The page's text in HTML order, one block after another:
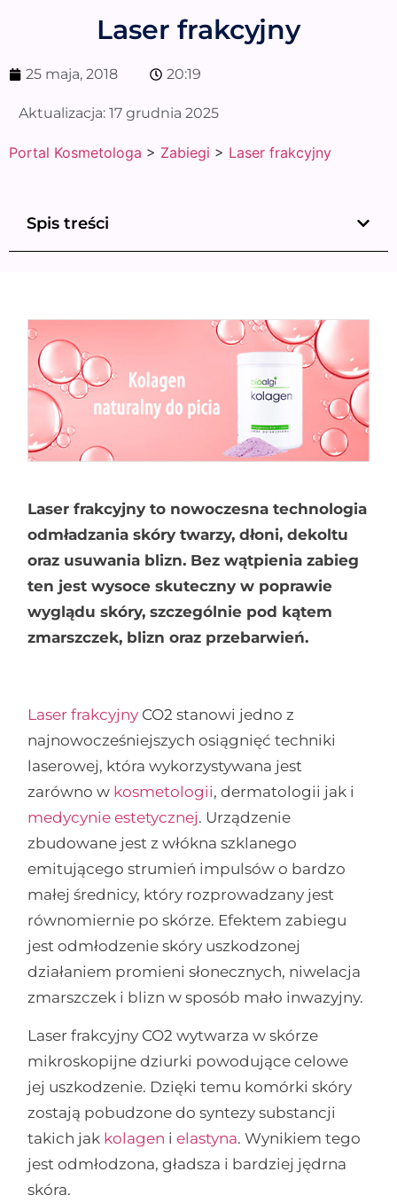
Laser frakcyjny
25 maja, 2018 20:19
Aktualizacja: 17 grudnia 2025
Portal Kosmetologa > Zabiegi > Laser frakcyjny
Spis treści
Laser frakcyjny to nowoczesna technologia
odmładzania skóry twarzy, dłoni, dekoltu
oraz usuwania blizn. Bez wątpienia zabieg
ten jest wysoce skuteczny w poprawie
wyglądu skóry, szczególnie pod kątem
zmarszczek, blizn oraz przebarwień.
Laser frakcyjny CO2 stanowi jedno z
najnowocześniejszych osiągnięć techniki
laserowej, która wykorzystywana jest
zarówno w kosmetologii, dermatologii jak i
medycynie estetycznej. Urządzenie
zbudowane jest z włókna szklanego
emitującego strumień impulsów o bardzo
małej średnicy, który rozprowadzany jest
równomiernie po skórze. Efektem zabiegu
jest odmłodzenie skóry uszkodzonej
działaniem promieni słonecznych, niwelacja
zmarszczek i blizn w sposób mało inwazyjny.
Laser frakcyjny CO2 wytwarza w skórze
mikroskopijne dziurki powodujące celowe
jej uszkodzenie. Dzięki temu komórki skóry
zostają pobudzone do syntezy substancji
takich jak kolagen ielastyna. Wynikiem tego
jest odmłodzona, gładsza i bardziej jędrna
skóra.